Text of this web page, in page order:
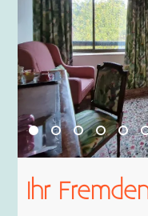
Ihr